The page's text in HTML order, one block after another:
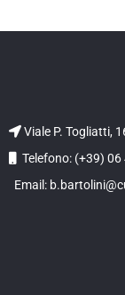
Viale P. Togliatti,
Telefono: (+39) 06
Email: